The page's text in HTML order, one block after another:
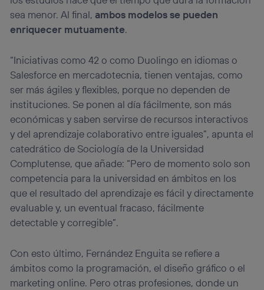
sea menor. Al final, ambos modelos se pueden
enriquecer mutuamente.
“Iniciativas como 42 o como Duolingo en idiomas o
Salesforce en mercadotecnia, tienen ventajas, como
ser más ágiles y flexibles, porque no dependen de
instituciones. Se ponen al día fácilmente, son más
económicas y saben servirse de recursos interactivos
y del aprendizaje colaborativo entre iguales”, apunta el
catedrático de Sociología de la Universidad
Complutense, que añade: “Pero de momento solo son
competencia para la universidad en ámbitos en los
que el resultado del aprendizaje es fácil y directamente
evaluable y, un eventual fracaso, fácilmente
detectable y corregible”.
Con esto último, Fernández Enguita se refiere a
ámbitos como la programación, el diseño gráfico o el
marketing online. Pero otras profesiones, donde un